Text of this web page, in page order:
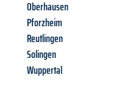
Oberhausen
Pforzheim
Reutlingen
Solingen
Wuppertal